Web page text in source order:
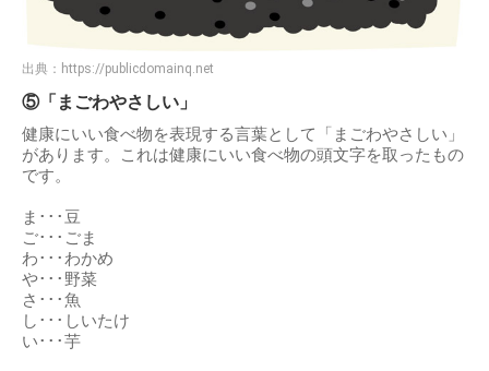
出典： https://publicdomainq.net
⑤「まごわやさしい」
健康にいい食べ物を表現する言葉として「まごわやさしい」
があります。これは健康にいい食べ物の頭文字を取ったもの
です。
ま･･･豆
ご･･･ごま
わ･･･わかめ
や･･･野菜
さ･･･魚
し･･･しいたけ
い･･･芋